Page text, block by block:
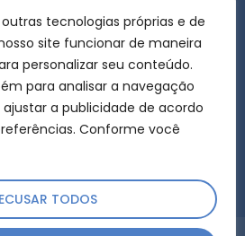
tecnologias próprias e de
site funcionar de maneira
personalizar seu conteúdo.
para analisar a navegação
a publicidade de acordo
Conforme você
TODOS